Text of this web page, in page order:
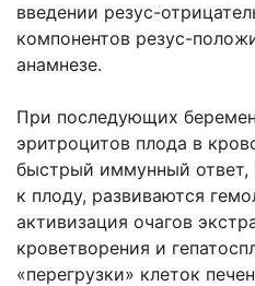
введении резус-
компонентов резус-
анамнезе.
При последующих
эритроцитов плода в
быстрый иммунный ответ,
к плоду, развиваются
активизация очагов
кроветворения и
«перегрузки» клеток